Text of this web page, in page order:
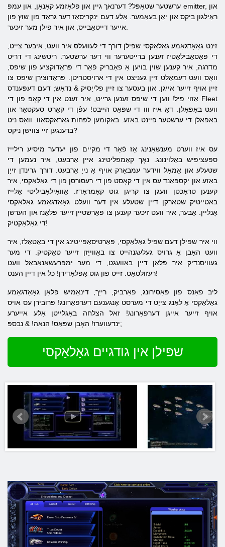
ערשטער שטאַפּל? דערנאך גיין און פּלאַזמע קאַנאָן, און עמפּ emitter, און
ראַילגון ביקס און יאָן בעאַמער. אַלע דעם ינקריסאַז דער גראַד פון שוץ פון
זינט גאָאָדגאַמע גאַלאַקסי שפּילן דורך די לעוועלס איר וועט, איבער צייַט,
די פּאַסאַבילאַטיז זענען ברייטערער ווי דער ערשטער. ריטשינג די דריט
מדרגה, איר קענען שוין בויען אַ פאַבריק פֿאַר די פּראָדוקציע פון ​​שיפּס,
וואָס וועט דעמאָלט זיין געניצט אין די ארויסטריטן. פּראָדוצירן שיפּס צו
זיין אויף זייער אייגן. און בעסער צו זיין פלייַסיק & נדאַש; דעם דעפּענדס
אַזוי פיל! ווען די שיפּס זענען גרייט, איר זענט אין די קאָפּ פון די Fleet
וועט באַפאַלן. דאָ איז ווו די שפּאַס הייבט! עפֿן די קאָרט סעקטאָר און
באַפאַלן די ערשטער פייַנט באַזע. באַקומען לפּחות גאָראָקסאָוו. וואָס ניט
ברענגען זיי צווישן ניקס?
עס איז ווערט מענשאַנינג אַז פֿאַר די מקיים פון יעדער מיסיע רילייז
ספּעציפיש באַלוינונג. נאָך קאַמפּליטינג איין אַרבעט, איר נעמען די
שטעלע און אַמאָל ווידער עמבאַרק אויף אַ נייַ אַרבעט. דורך גרינדן זייַן
באַזע און יקספּאַנד עס אין די קאָסט פון די רעסורסן פון די גאַלאַקסי, איר
קענען טראַכטן וועגן צו קריגן גוט קאַמראַדז. אַוואַילאַביליטי אַלייז
באטייטיק שטארקן דיין שטעלע אין דער וועלט גאָאָדגאַמע גאַלאַקסי
אָנליין. אָבער, איר וועט זיכער קענען צו פאַרשטיין זייער פּלאַנז און הערשן
די גאַלאַקטיק!
ווי איר שפּילן דעם שפּיל גאַלאַקסי, פּאַרטיסאַפּייטינג אין די באַטאַלז, איר
וועט האָבן אַ גרויס געלעגנהייט צו באַווייַזן זייער טאַקטיק. די מער
געוויסנדיק איר פּלאַן דיין באוועגט, די מער ימפּרעשאַנאַבאַל וועט
רעזולטאַט. זייט פון גוט אַפּלאָדירן! כל אין דיין הענט!
ליב פאַנס פון פּאַסירונג, פאַרביק, רייַך, דינאַמיש פּלאַן גאָאָדגאַמע
גאַלאַקסי אַ לאַנג צייַט די מערסט אָנגענעם דערפאַרונג! פּרובירן עס אויס
אויף זייער אייגן דערפאַרונג! זאל הצלחה באַגלייטן אַלע אייערע
ינדעווערז! האָבן שפּאַס! הנאה! & נבספּ;
שפּילן אין גודגיים גאַלאַקסי